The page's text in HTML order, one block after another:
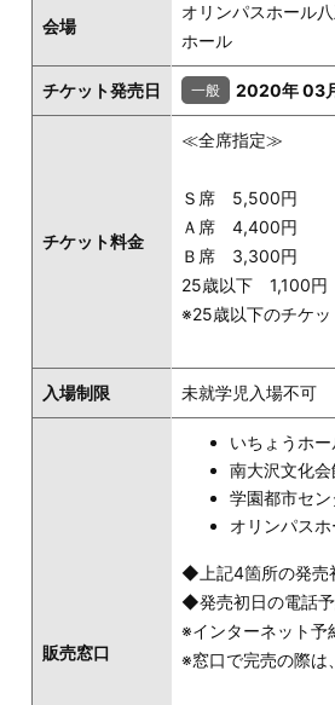
会場
オリンパスホール
ホール
チケット発売日 2020年 03
チケット料金
≪全席指定≫
Ｓ席 5,500円
Ａ席 4,400円
Ｂ席 3,300円
25歳以下 1,100円
※25歳以下のチケ
入場制限 未就学児入場不可
販売窓口
いちょうホー
南大沢文化会
学園都市セン
オリンパス
◆上記4箇所の発売
◆発売初日の電話
※インターネット予
※窓口で完売の際は